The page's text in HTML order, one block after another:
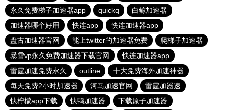
永久免费梯子加速器app
quickq
白鲸加速器
加速器哪个好用
快连app
快连加速器app
盘古加速器官网
能上twitter的加速器免费
爬梯子加速器
暴雪vp永久免费加速器下载官网
快连加速器app
雷霆加速免费永久
outline
十大免费海外加速神器
每天免费2小时加速器
河马加速官网
雷霆加器速
快柠檬app下载
快鸭加速器 下载原子加速器